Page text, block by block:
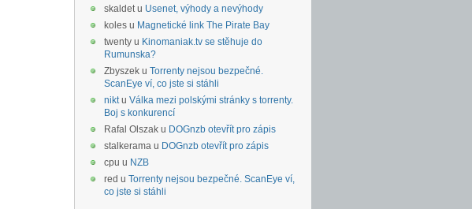
skaldet u Usenet, výhody a nevýhody
koles u Magnetické link The Pirate Bay
twenty u Kinomaniak.tv se stěhuje do
Rumunska?
Zbyszek u Torrenty nejsou bezpečné.
ScanEye ví, co jste si stáhli
niktu Válka mezi polskými stránky s torrenty.
Boj s konkurencí
Rafal Olszak u DOGnzb otevřít pro zápis
stalkerama u DOGnzb otevřít pro zápis
cpu u NZB
red u Torrenty nejsou bezpečné. ScanEye ví,
co jste si stáhli